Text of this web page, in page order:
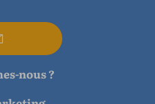
nous ?